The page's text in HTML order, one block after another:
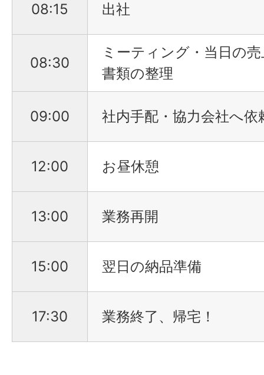
08:15 出社
08:30
ミーティング・当日の
書類の整理
09:00 社内手配・協力会社へ依
12:00 お昼休憩
13:00 業務再開
15:00 翌日の納品準備
17:30 業務終了、帰宅！